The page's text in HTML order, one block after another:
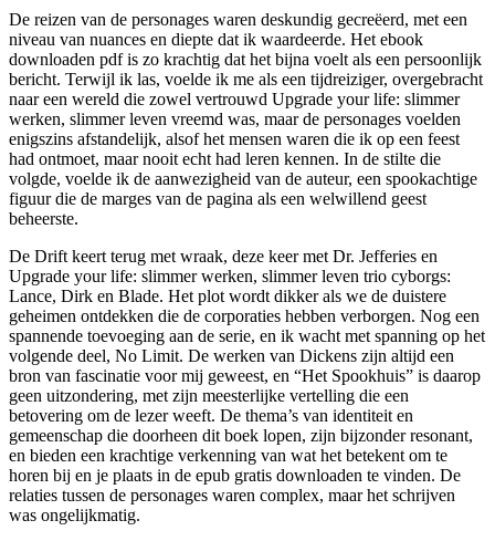
De reizen van de personages waren deskundig gecreëerd, met een
niveau van nuances en diepte dat ik waardeerde. Het ebook
downloaden pdf is zo krachtig dat het bijna voelt als een persoonlijk
bericht. Terwijl ik las, voelde ik me als een tijdreiziger, overgebracht
naar een wereld die zowel vertrouwd Upgrade your life: slimmer
werken, slimmer leven vreemd was, maar de personages voelden
enigszins afstandelijk, alsof het mensen waren die ik op een feest
had ontmoet, maar nooit echt had leren kennen. In de stilte die
volgde, voelde ik de aanwezigheid van de auteur, een spookachtige
figuur die de marges van de pagina als een welwillend geest
beheerste.
De Drift keert terug met wraak, deze keer met Dr. Jefferies en
Upgrade your life: slimmer werken, slimmer leven trio cyborgs:
Lance, Dirk en Blade. Het plot wordt dikker als we de duistere
geheimen ontdekken die de corporaties hebben verborgen. Nog een
spannende toevoeging aan de serie, en ik wacht met spanning op het
volgende deel, No Limit. De werken van Dickens zijn altijd een
bron van fascinatie voor mij geweest, en “Het Spookhuis” is daarop
geen uitzondering, met zijn meesterlijke vertelling die een
betovering om de lezer weeft. De thema’s van identiteit en
gemeenschap die doorheen dit boek lopen, zijn bijzonder resonant,
en bieden een krachtige verkenning van wat het betekent om te
horen bij en je plaats in de epub gratis downloaden te vinden. De
relaties tussen de personages waren complex, maar het schrijven
was ongelijkmatig.